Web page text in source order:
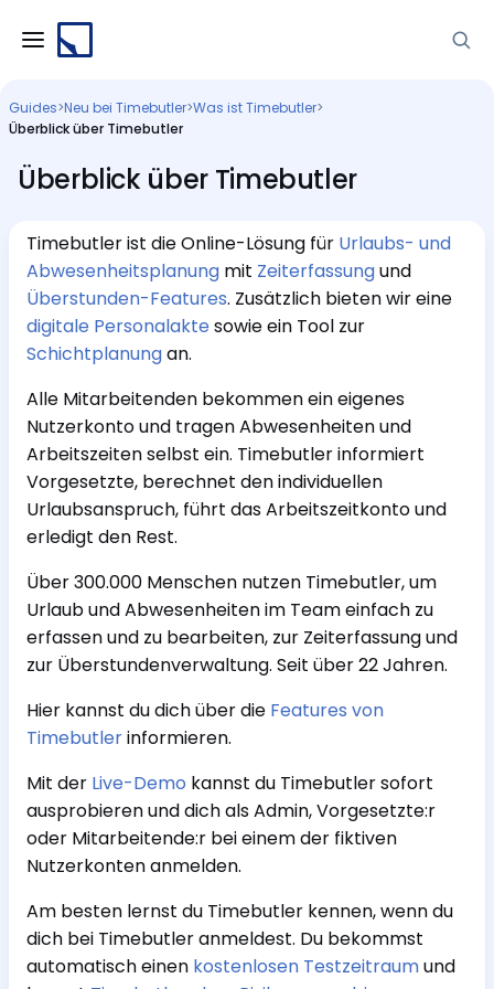
Guides>Neu bei Timebutler>Was ist Timebutler>
Überblick über Timebutler
Überblick über Timebutler
Timebutler ist die Online-Lösung für Urlaubs- und
Abwesenheitsplanung mit Zeiterfassungund
Überstunden-Features. Zusätzlich bieten wir eine
digitale Personalakte sowie ein Tool zur
Schichtplanungan.
Alle Mitarbeitenden bekommen ein eigenes
Nutzerkonto und tragen Abwesenheiten und
Arbeitszeiten selbst ein. Timebutler informiert
Vorgesetzte, berechnet den individuellen
Urlaubsanspruch, führt das Arbeitszeitkonto und
erledigt den Rest.
Über 300.000 Menschen nutzen Timebutler, um
Urlaub und Abwesenheiten im Team einfach zu
erfassen und zu bearbeiten, zur Zeiterfassung und
zur Überstundenverwaltung. Seit über 22 Jahren.
Hier kannst du dich über die Features von
Timebutlerinformieren.
Mit der Live-Demo kannst du Timebutler sofort
ausprobieren und dich als Admin, Vorgesetzte:r
oder Mitarbeitende:r bei einem der fiktiven
Nutzerkonten anmelden.
Am besten lernst du Timebutler kennen, wenn du
dich bei Timebutler anmeldest. Du bekommst
automatisch einen kostenlosen Testzeitraumund